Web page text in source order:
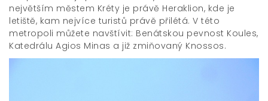
největším městem Kréty je právě Heraklion, kde je
letiště, kam nejvíce turistů právě přilétá. V této
metropoli můžete navštívit: Benátskou pevnost Koules,
Katedrálu Agios Minas a již zmiňovaný Knossos.